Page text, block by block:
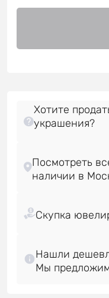
Хотите
украшения?
Посмотреть
Нашли